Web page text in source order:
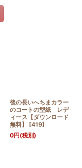
後の長いへちまカラー
のコートの型紙 レデ
ィース【ダウンロード
無料】
[419]
0円(税別)